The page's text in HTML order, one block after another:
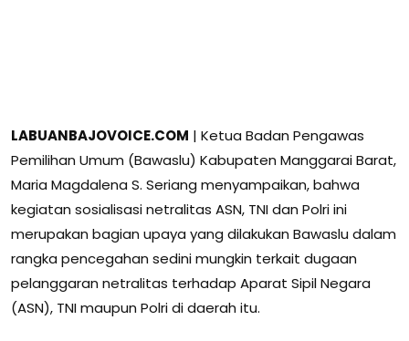
LABUANBAJOVOICE.COM | Ketua Badan Pengawas
Pemilihan Umum (Bawaslu) Kabupaten Manggarai Barat,
Maria Magdalena S. Seriang menyampaikan, bahwa
kegiatan sosialisasi netralitas ASN, TNI dan Polri ini
merupakan bagian upaya yang dilakukan Bawaslu dalam
rangka pencegahan sedini mungkin terkait dugaan
pelanggaran netralitas terhadap Aparat Sipil Negara
(ASN), TNI maupun Polri di daerah itu.